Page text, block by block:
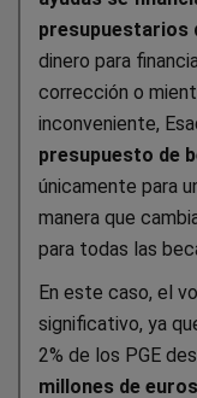
presupuestarios
dinero para
corrección o
inconveniente,
presupuesto de
únicamente para
manera que
para todas las
En este caso, el
significativo, ya
2% de los PGE
millones de